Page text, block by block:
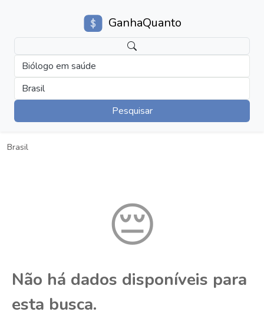
GanhaQuanto
Biólogo em saúde
Brasil
Pesquisar
Brasil
😔
Não há dados disponíveis para
esta busca.